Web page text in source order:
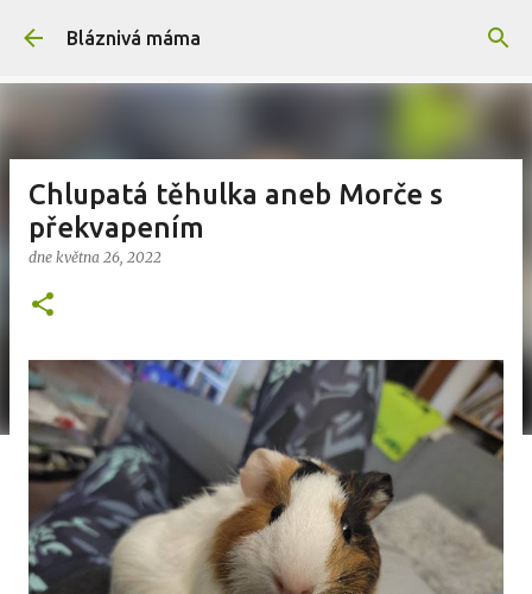
Přeskočit na hlavní obsah
Bláznivá máma
Chlupatá těhulka aneb Morče s
překvapením
dne května 26, 2022